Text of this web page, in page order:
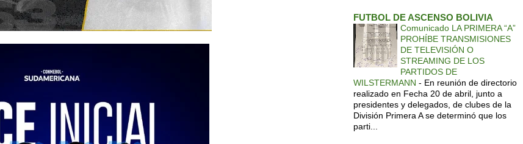
FUTBOL DE ASCENSO BOLIVIA
Comunicado LA PRIMERA “A”
PROHÍBE TRANSMISIONES
DE TELEVISIÓN O
STREAMING DE LOS
PARTIDOS DE
WILSTERMANN - En reunión de directorio
realizado en Fecha 20 de abril, junto a
presidentes y delegados, de clubes de la
División Primera A se determinó que los
parti...